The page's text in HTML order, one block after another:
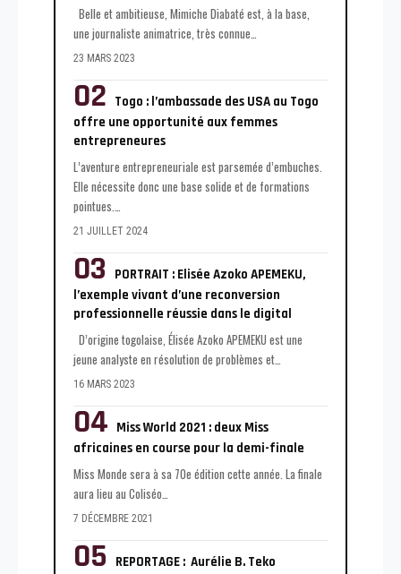
Belle et ambitieuse, Mimiche Diabaté est, à la base,
une journaliste animatrice, très connue
23 MARS 2023
Togo : l’ambassade des USA au Togo
offre une opportunité aux femmes
entrepreneures
L’aventure entrepreneuriale est parsemée d’embuches.
Elle nécessite donc une base solide et de formations
pointues.
21 JUILLET 2024
PORTRAIT : Elisée Azoko APEMEKU,
l’exemple vivant d’une reconversion
professionnelle réussie dans le digital
D’origine togolaise, Élisée Azoko APEMEKU est une
jeune analyste en résolution de problèmes et
16 MARS 2023
Miss World 2021 : deux Miss
africaines en course pour la demi-finale
Miss Monde sera à sa 70e édition cette année. La finale
aura lieu au Coliséo
7 DÉCEMBRE 2021
REPORTAGE : Aurélie B. Teko